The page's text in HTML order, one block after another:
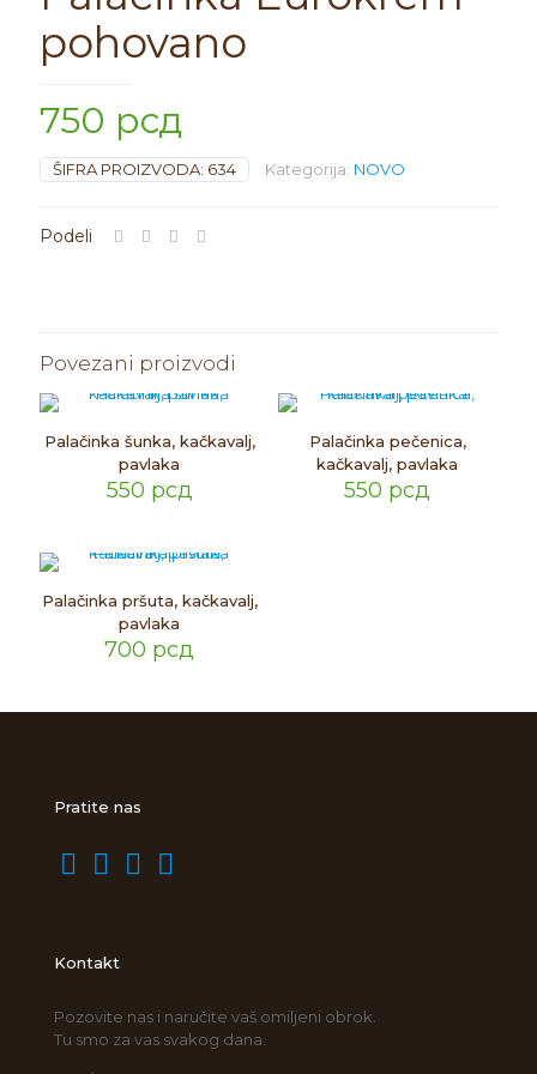
pohovano
750 рсд
ŠIFRA PROIZVODA: 634 Kategorija: NOVO
Povezani proizvodi
Palačinka šunka, kačkavalj,
pavlaka
550 рсд
Palačinka pečenica,
kačkavalj, pavlaka
550 рсд
Palačinka pršuta, kačkavalj,
pavlaka
700 рсд
Pratite nas
Kontakt
Pozovite nas i naručite vaš omiljeni obrok.
Tu smo za vas svakog dana.